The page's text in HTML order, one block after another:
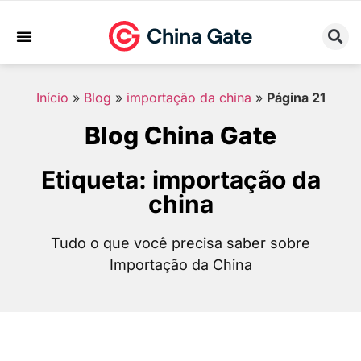
Início » Blog » importação da china » Página 21
Blog China Gate
Etiqueta: importação da
china
Tudo o que você precisa saber sobre
Importação da China